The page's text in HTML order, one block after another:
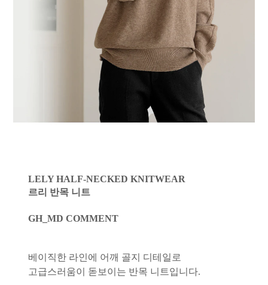
LELY HALF-NECKED KNITWEAR
르리 반목 니트
GH_MD COMMENT
베이직한 라인에 어깨 골지 디테일로
고급스러움이 돋보이는 반목 니트입니다.